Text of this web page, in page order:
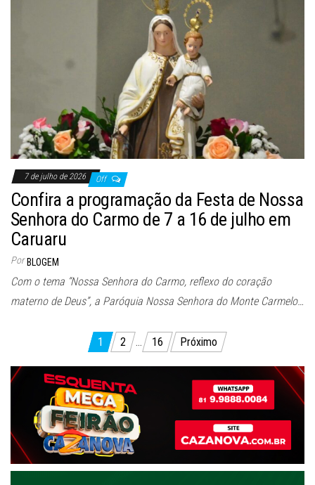
7 de julho de 2026 Off
Confira a programação da Festa de Nossa
Senhora do Carmo de 7 a 16 de julho em
Caruaru
Por BLOGEM
Com o tema “Nossa Senhora do Carmo, reflexo do coração
materno de Deus”, a Paróquia Nossa Senhora do Monte Carmelo…
Paginação
de
posts
1 2 … 16 Próximo